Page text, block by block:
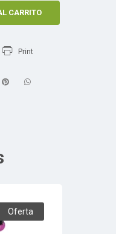
CARRITO
Print
Oferta